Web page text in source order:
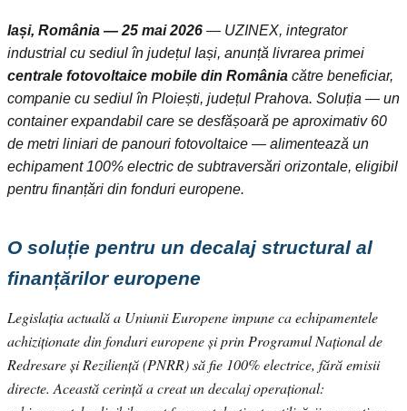
Iași, România — 25 mai 2026 — UZINEX, integrator
industrial cu sediul în județul Iași, anunță livrarea primei
centrale fotovoltaice mobile din România către beneficiar,
companie cu sediul în Ploiești, județul Prahova. Soluția — un
container expandabil care se desfășoară pe aproximativ 60
de metri liniari de panouri fotovoltaice — alimentează un
echipament 100% electric de subtraversări orizontale, eligibil
pentru finanțări din fonduri europene.
O soluție pentru un decalaj structural al
finanțărilor europene
Legislația actuală a Uniunii Europene impune ca echipamentele
achiziționate din fonduri europene și prin Programul Național de
Redresare și Reziliență (PNRR) să fie 100% electrice, fără emisii
directe. Această cerință a creat un decalaj operațional: